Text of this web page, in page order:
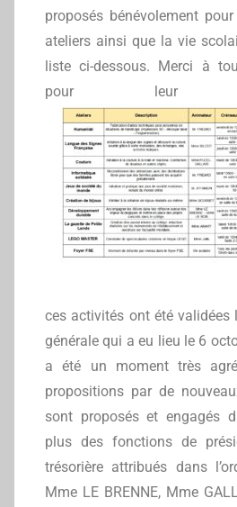
proposés bénévolement
ateliers ainsi que la vie
liste ci-dessous. Merci à
pour leur
ces activités ont été validées
générale qui a eu lieu le 6
a été un moment très
propositions par de
sont proposés et engagés
plus des fonctions de
trésorière attribués dans
Mme LE BRENNE, Mme